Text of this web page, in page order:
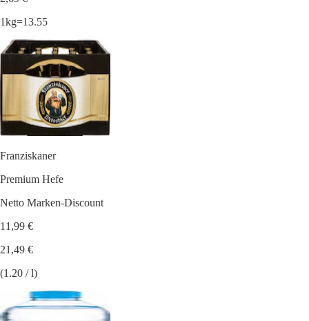
1kg=13.55
Franziskaner
Premium Hefe
Netto Marken-Discount
11,99 €
21,49 €
(1.20 / l)